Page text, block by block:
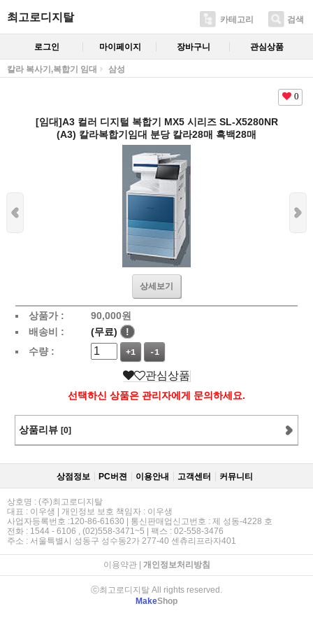
최고로디지탈 카테고리 검색
로그인 마이페이지 장바구니 관심상품
칼라 복사기,복합기 임대 삼성
0
[임대]A3 컬러 디지털 복합기 MX5 시리즈 SL-X5280NR
(A3) 칼라복합기임대 분당 칼라28매 흑백28매
상세보기
상품가 : 90,000원
배송비 :
(무료)
!
수량 :
+1 -1
관심상품
선택하신 상품은 관리자에게 문의하세요.
상품리뷰 [0]
상점정보 PC버젼 이용안내 고객센터 커뮤니티
상호명 : (주)최고로디지탈
대표 : 이우생 | 개인정보 보호 책임자 : 이우생
사업자등록번호 :120-86-61630 | 통신판매업신고번호 : 제 성동-4228 호
전화 : 1544 - 6106 , (02)558-3471~5 | 팩스 : 02-558-3476
주소 : 서울특별시 성동구 성수동2가 277-40 센츄리프라자401
이용약관| 개인정보처리방침
ⓒ최고로디지탈 All rights reserved.
MakeShop